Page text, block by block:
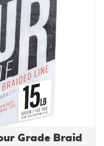
Grade Braid